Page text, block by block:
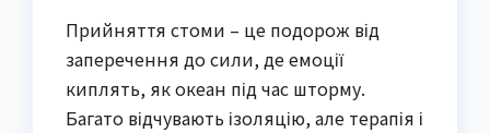
Прийняття стоми – це подорож від
заперечення до сили, де емоції
киплять, як океан під час шторму.
Багато відчувають ізоляцію, але терапія і